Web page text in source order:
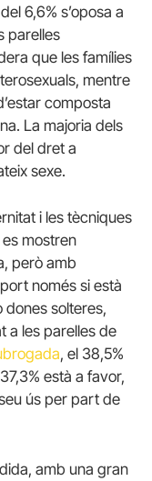
6,6% s’oposa a
parelles
que les famílies
mentre
composta
La majoria dels
del dret a
sexe.
i les tècniques
mostren
però amb
només si està
dones solteres,
a les parelles de
, el 38,5%
està a favor,
ús per part de
amb una gran